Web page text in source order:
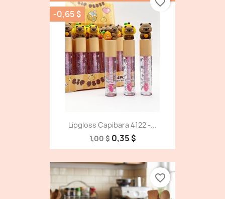
Lipgloss Capibara 4122 -...
1,00 $ 0,35 $
-0,65 $
favorite_border